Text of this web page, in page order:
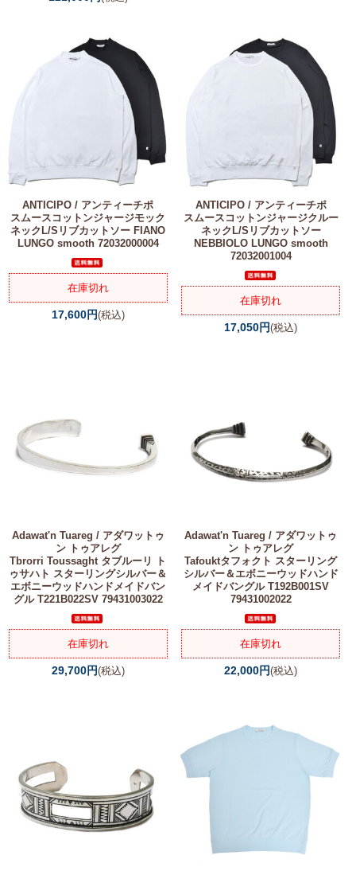
ANTICIPO / アンティーチポ
スムースコットンジャージモック
ネックL/Sリブカットソー FIANO
LUNGO smooth 72032000004
在庫切れ
17,600円(税込)
ANTICIPO / アンティーチポ
スムースコットンジャージクルー
ネックL/Sリブカットソー
NEBBIOLO LUNGO smooth
72032001004
在庫切れ
17,050円(税込)
Adawat'n Tuareg / アダワットゥ
ン トゥアレグ
Tbrorri Toussaght タブルーリ ト
ゥサハト スターリングシルバー＆
エボニーウッドハンドメイドバン
グル T221B022SV 79431003022
在庫切れ
29,700円(税込)
Adawat'n Tuareg / アダワットゥ
ン トゥアレグ
Tafouktタフォクト スターリング
シルバー＆エボニーウッドハンド
メイドバングル T192B001SV
79431002022
在庫切れ
22,000円(税込)